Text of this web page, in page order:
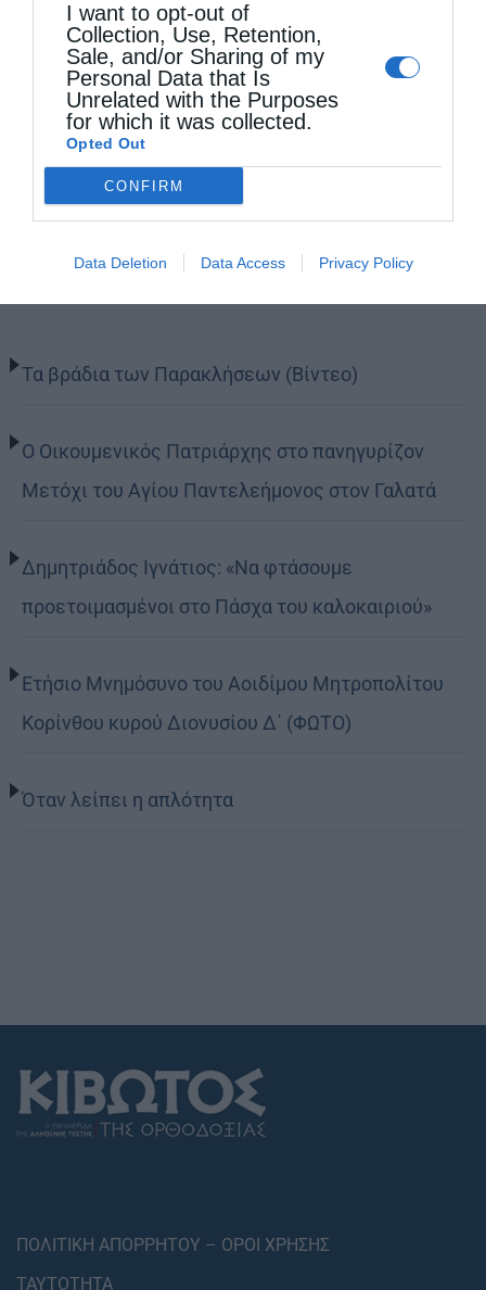
I want to opt-out of
Collection, Use, Retention,
Sale, and/or Sharing of my
Personal Data that Is
Unrelated with the Purposes
for which it was collected.
Opted Out
CONFIRM
Data Deletion Data Access Privacy Policy
Τα βράδια των Παρακλήσεων (Βίντεο)
Ο Οικουμενικός Πατριάρχης στο πανηγυρίζον
Μετόχι του Αγίου Παντελεήμονος στον Γαλατά
Δημητριάδος Ιγνάτιος: «Να φτάσουμε
προετοιμασμένοι στο Πάσχα του καλοκαιριού»
Ετήσιο Μνημόσυνο του Αοιδίμου Μητροπολίτου
Κορίνθου κυρού Διονυσίου Δ΄ (ΦΩΤΟ)
Όταν λείπει η απλότητα
ΠΟΛΙΤΙΚΗ ΑΠΟΡΡΗΤΟΥ – ΟΡΟΙ ΧΡΗΣΗΣ
ΤΑΥΤΟΤΗΤΑ